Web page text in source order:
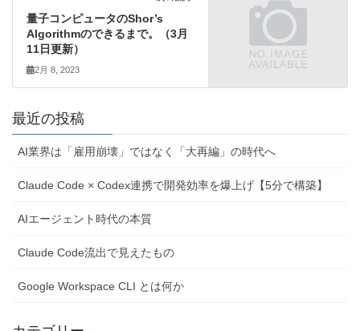
量子コンピュータのShor’s
Algorithmのできるまで。（3月
11日更新）
2月 8, 2023
最近の投稿
AI業界は「雇用崩壊」ではなく「大再編」の時代へ
Claude Code × Codex連携で開発効率を爆上げ【5分で構築】
AIエージェント時代の本質
Claude Code流出で見えたもの
Google Workspace CLI とは何か